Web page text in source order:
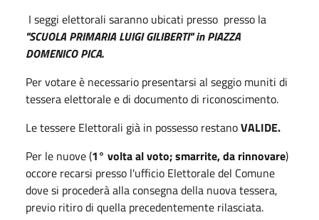
I seggi elettorali saranno ubicati presso presso la
"SCUOLA PRIMARIA LUIGI GILIBERTI" in PIAZZA
DOMENICO PICA.
Per votare è necessario presentarsi al seggio muniti di
tessera elettorale e di documento di riconoscimento.
Le tessere Elettorali già in possesso restanoVALIDE.
Per le nuove (1° volta al voto; smarrite, da rinnovare)
occore recarsi presso l'ufficio Elettorale del Comune
dove si procederà alla consegna della nuova tessera,
previo ritiro di quella precedentemente rilasciata.